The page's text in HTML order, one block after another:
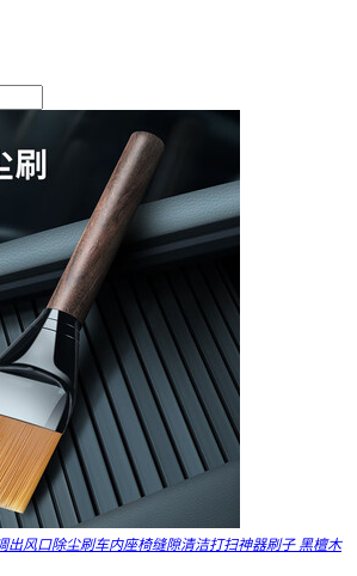
出风口除尘刷车内座椅缝隙清洁打扫神器刷子 黑檀木